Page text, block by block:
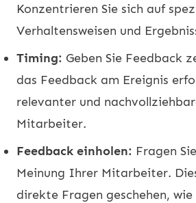
Konzentrieren Sie sich auf
Verhaltensweisen und
Timing: Geben Sie Feedback
das Feedback am Ereignis
relevanter und
Mitarbeiter.
Feedback einholen: Fragen
Meinung Ihrer Mitarbeiter.
direkte Fragen geschehen, wie